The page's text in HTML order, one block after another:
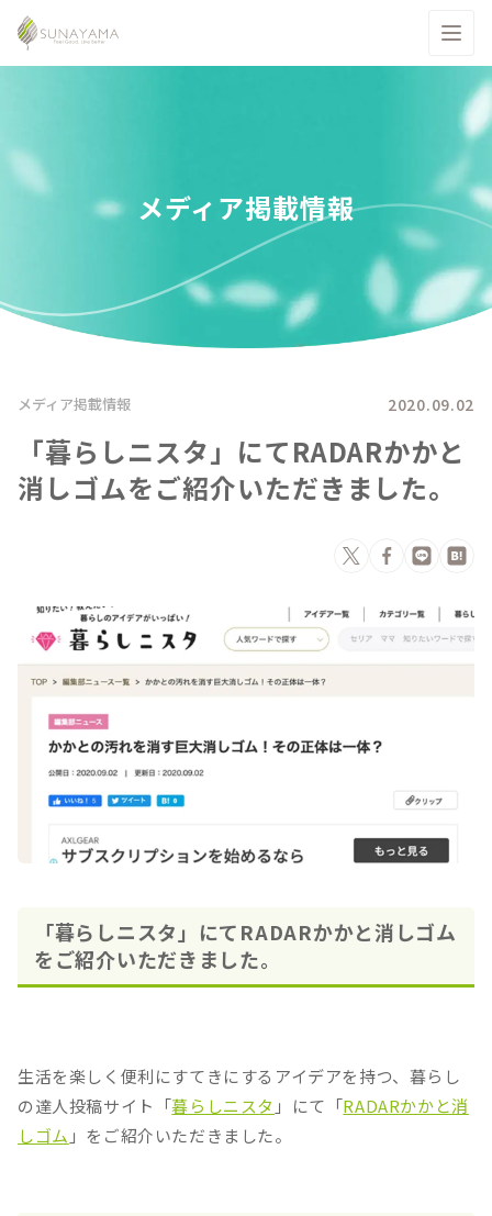
メディア掲載情報
メディア掲載情報 2020.09.02
「暮らしニスタ」にてRADARかかと
消しゴムをご紹介いただきました。
「暮らしニスタ」にてRADARかかと消しゴム
をご紹介いただきました。
生活を楽しく便利にすてきにするアイデアを持つ、暮らし
の達人投稿サイト「暮らしニスタ 」にて「RADARかかと消
しゴム 」をご紹介いただきました。